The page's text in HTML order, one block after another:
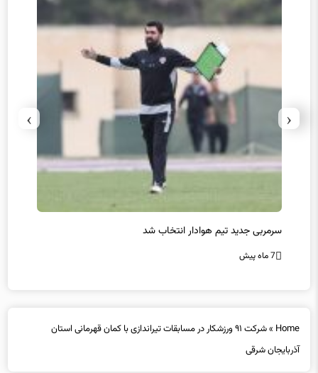
سرمربی جدید تیم هوادار انتخاب شد
7 ماه پیش
آذربایجان شرقی